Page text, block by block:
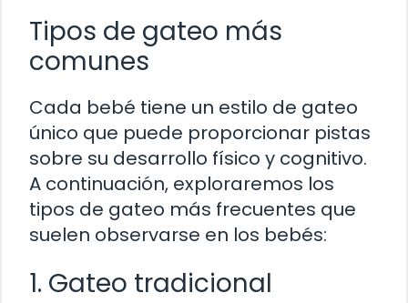
Tipos de gateo más
comunes
Cada bebé tiene un estilo de gateo
único que puede proporcionar pistas
sobre su desarrollo físico y cognitivo.
A continuación, exploraremos los
tipos de gateo más frecuentes que
suelen observarse en los bebés:
1. Gateo tradicional